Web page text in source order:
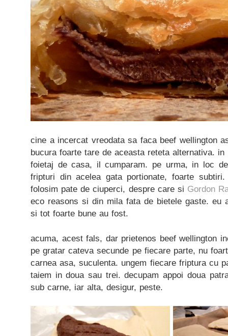
cine a incercat vreodata sa faca beef wellington
bucura foarte tare de aceasta reteta alternativa.
foietaj de casa, il cumparam. pe urma, in loc
fripturi din acelea gata portionate, foarte
folosim pate de ciuperci, despre care si Gordon
eco reasons si din mila fata de bietele gaste. eu
si tot foarte bune au fost.
acuma, acest fals, dar prietenos beef wellington
pe gratar cateva secunde pe fiecare parte, nu
carnea asa, suculenta. ungem fiecare friptura cu
taiem in doua sau trei. decupam appoi doua
sub carne, iar alta, desigur, peste.